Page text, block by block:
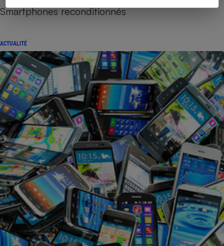
Smartphones reconditionnés
ACTUALITÉ